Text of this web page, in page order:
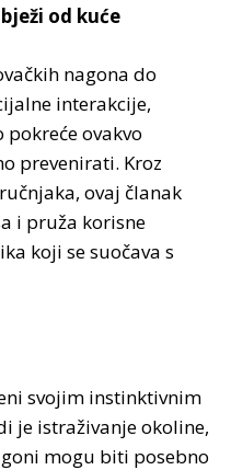
od kuće
nagona do
interakcije,
ovakvo
prevenirati. Kroz
ovaj članak
i pruža korisne
koji se suočava s
svojim instinktivnim
je istraživanje okoline,
mogu biti posebno